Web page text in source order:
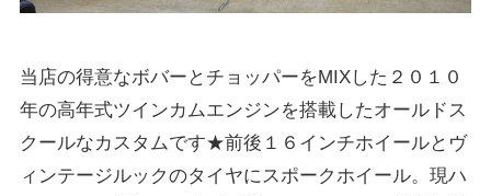
当店の得意なボバーとチョッパーをMIXした２０１０
年の高年式ツインカムエンジンを搭載したオールドス
クールなカスタムです★前後１６インチホイールとヴ
ィンテージルックのタイヤにスポークホイール。現ハ